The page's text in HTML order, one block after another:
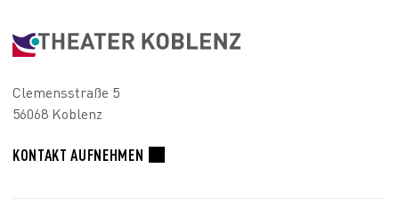
Clemensstraße 5
56068 Koblenz
KONTAKT AUFNEHMEN